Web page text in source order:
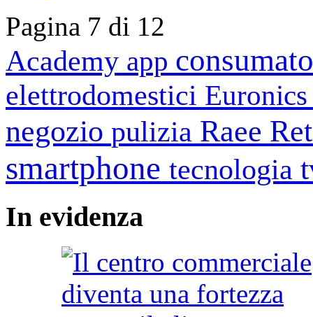
Pagina 7 di 12
Academy app
elettrodomestici
negozio pulizia Raee
smartphone tecnologia
In evidenza